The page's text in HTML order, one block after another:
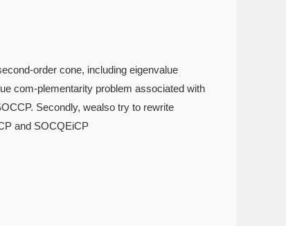
order cone, including eigenvalue
com-plementarity problem associated with
Secondly, wealso try to rewrite
and SOCQEiCP